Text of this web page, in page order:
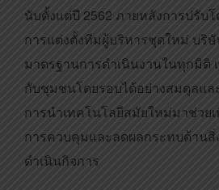
นับตั้งแต่ปี 2562 ภายหลังการปรับ
การแต่งตั้งทีมผู้บริหารชุดใหม่ บริ
มาตรฐานการดำเนินงานในทุกมิติ
กับชุมชนโดยรอบได้อย่างสมดุลแล
การนำเทคโนโลยีสมัยใหม่มาช่วย
การควบคุมและลดผลกระทบด้านสิ่
ดำเนินกิจการ